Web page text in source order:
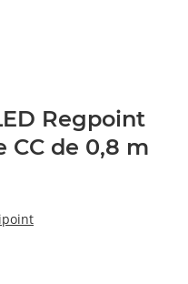
Regpoint
CC de 0,8 m